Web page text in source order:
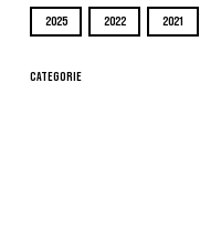
2025 2022 2021
Categorie